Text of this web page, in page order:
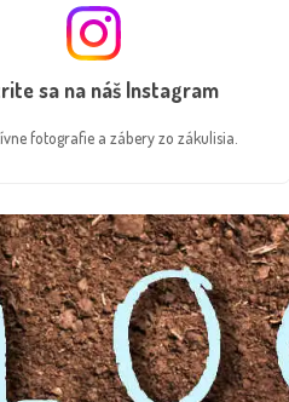
sa na náš Instagram
fotografie a zábery zo zákulisia.